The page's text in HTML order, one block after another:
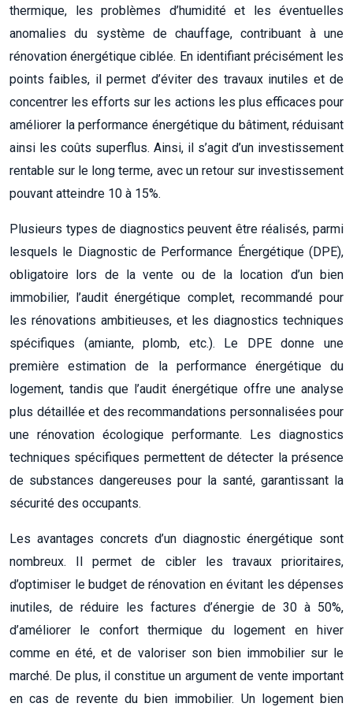
thermique, les problèmes d’humidité et les éventuelles
anomalies du système de chauffage, contribuant à une
rénovation énergétique ciblée. En identifiant précisément les
points faibles, il permet d’éviter des travaux inutiles et de
concentrer les efforts sur les actions les plus efficaces pour
améliorer la performance énergétique du bâtiment, réduisant
ainsi les coûts superflus. Ainsi, il s’agit d’un investissement
rentable sur le long terme, avec un retour sur investissement
pouvant atteindre 10 à 15%.
Plusieurs types de diagnostics peuvent être réalisés, parmi
lesquels le Diagnostic de Performance Énergétique (DPE),
obligatoire lors de la vente ou de la location d’un bien
immobilier, l’audit énergétique complet, recommandé pour
les rénovations ambitieuses, et les diagnostics techniques
spécifiques (amiante, plomb, etc.). Le DPE donne une
première estimation de la performance énergétique du
logement, tandis que l’audit énergétique offre une analyse
plus détaillée et des recommandations personnalisées pour
une rénovation écologique performante. Les diagnostics
techniques spécifiques permettent de détecter la présence
de substances dangereuses pour la santé, garantissant la
sécurité des occupants.
Les avantages concrets d’un diagnostic énergétique sont
nombreux. Il permet de cibler les travaux prioritaires,
d’optimiser le budget de rénovation en évitant les dépenses
inutiles, de réduire les factures d’énergie de 30 à 50%,
d’améliorer le confort thermique du logement en hiver
comme en été, et de valoriser son bien immobilier sur le
marché. De plus, il constitue un argument de vente important
en cas de revente du bien immobilier. Un logement bien